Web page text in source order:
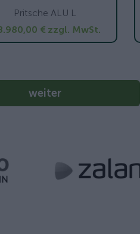
Pritsche ALU L
€ zzgl. MwSt.
weiter